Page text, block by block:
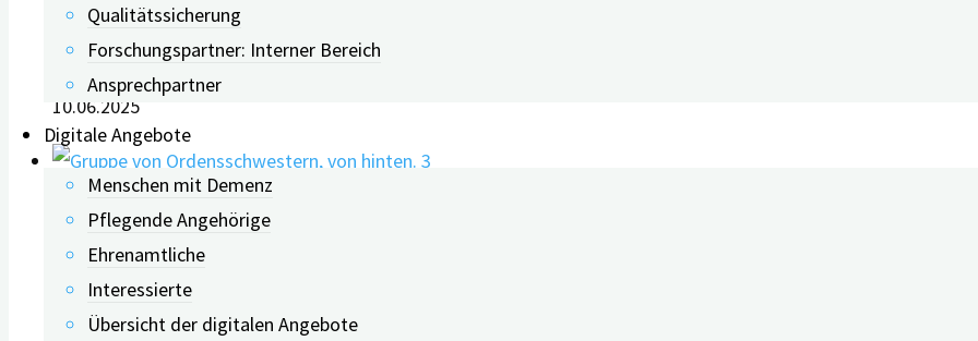
Qualitätssicherung
Forschungspartner: Interner Bereich
Ansprechpartner
Digitale Angebote
Menschen mit Demenz
Pflegende Angehörige
Ehrenamtliche
Interessierte
Übersicht der digitalen Angebote
Webinar: Cannabinoide zur Behandlung von Demenz?
10.06.2025
3
Webinar: Warum interessiert sich die Demenzforschung für
13.05.2020